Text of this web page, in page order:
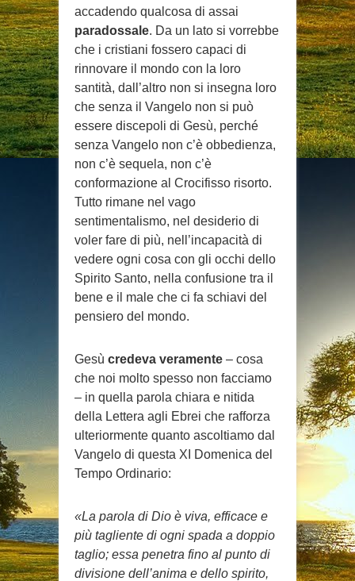
accadendo qualcosa di assai
paradossale. Da un lato si vorrebbe
che i cristiani fossero capaci di
rinnovare il mondo con la loro
santità, dall’altro non si insegna loro
che senza il Vangelo non si può
essere discepoli di Gesù, perché
senza Vangelo non c’è obbedienza,
non c’è sequela, non c’è
conformazione al Crocifisso risorto.
Tutto rimane nel vago
sentimentalismo, nel desiderio di
voler fare di più, nell’incapacità di
vedere ogni cosa con gli occhi dello
Spirito Santo, nella confusione tra il
bene e il male che ci fa schiavi del
pensiero del mondo.
Gesù credeva veramente – cosa
che noi molto spesso non facciamo
– in quella parola chiara e nitida
della Lettera agli Ebrei che rafforza
ulteriormente quanto ascoltiamo dal
Vangelo di questa XI Domenica del
Tempo Ordinario:
«La parola di Dio è viva, efficace e
più tagliente di ogni spada a doppio
taglio; essa penetra fino al punto di
divisione dell’anima e dello spirito,